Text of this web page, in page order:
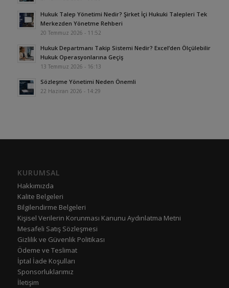
Hukuk Talep Yönetimi Nedir? Şirket İçi Hukuki Talepleri Tek
Merkezden Yönetme Rehberi
20 Temmuz 2026 - 11:52
Hukuk Departmanı Takip Sistemi Nedir? Excel’den Ölçülebilir
Hukuk Operasyonlarına Geçiş
13 Temmuz 2026 - 16:13
Sözleşme Yönetimi Neden Önemli
22 Haziran 2026 - 14:29
KURUMSAL
Hakkımızda
Kalite Belgeleri
Bilgilendirme Belgeleri
Kişisel Verilerin Korunması Kanunu Aydınlatma Metni
Mesafeli Satış Sözleşmesi
Gizlilik ve Güvenlik Politikası
Ödeme ve Teslimat
İptal İade Koşulları
Sponsorluklarımız
İletişim